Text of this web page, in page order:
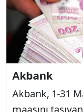
Akbank
Akbank, 1-31